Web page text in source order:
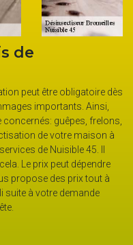
frelons
cafards à
nuisibles dans votre
de santé dont les
troubles des éruptions
les clients si vous tenez un
un hôtel… et c’est la
piqûres d’abeilles, de
pour les personnes